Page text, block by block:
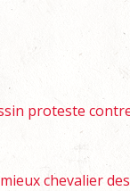
proteste
chevalier